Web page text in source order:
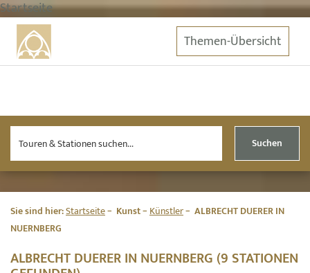
Startseite
Themen-Übersicht
Suchen
Sie sind hier:Startseite Kunst Künstler
ALBRECHT DUERER IN
NUERNBERG
ALBRECHT DUERER IN NUERNBERG (9 STATIONEN